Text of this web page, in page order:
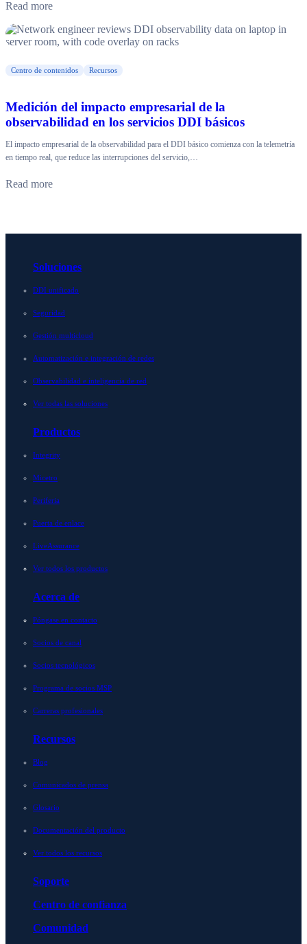
Read more
Centro de contenidos Recursos
Medición del impacto empresarial de la
observabilidad en los servicios DDI básicos
El impacto empresarial de la observabilidad para el DDI básico comienza con la telemetría
en tiempo real, que reduce las interrupciones del servicio,…
Read more
Soluciones
DDI unificado
Seguridad
Gestión multicloud
Automatización e integración de redes
Observabilidad e inteligencia de red
Ver todas las soluciones
Productos
Integrity
Micetro
Periferia
Puerta de enlace
LiveAssurance
Ver todos los productos
Acerca de
Póngase en contacto
Socios de canal
Socios tecnológicos
Programa de socios MSP
Carreras profesionales
Recursos
Blog
Comunicados de prensa
Glosario
Documentación del producto
Ver todos los recursos
Soporte
Centro de confianza
Comunidad